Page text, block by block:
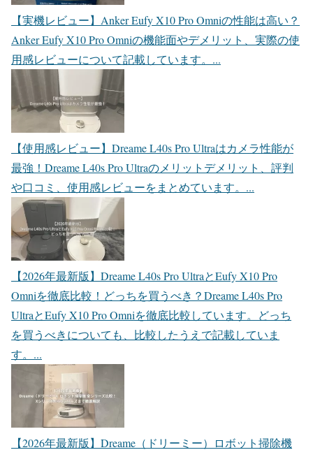
【実機レビュー】Anker Eufy X10 Pro Omniの性能は高い？
Anker Eufy X10 Pro Omniの機能面やデメリット、実際の使
用感レビューについて記載しています。...
【使用感レビュー】Dreame L40s Pro Ultraはカメラ性能が
最強！ Dreame L40s Pro Ultraのメリットデメリット、評判
や口コミ、使用感レビューをまとめています。...
【2026年最新版】Dreame L40s Pro UltraとEufy X10 Pro
Omniを徹底比較！どっちを買うべき？Dreame L40s Pro
UltraとEufy X10 Pro Omniを徹底比較しています。どっち
を買うべきについても、比較したうえで記載していま
す。...
【2026年最新版】Dreame（ドリーミー）ロボット掃除機